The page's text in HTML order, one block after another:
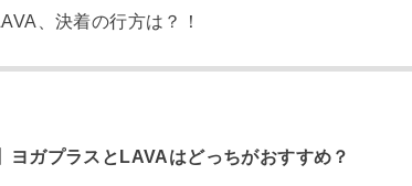
、決着の行方は？！
ヨガプラスとLAVAはどっちがおすすめ？